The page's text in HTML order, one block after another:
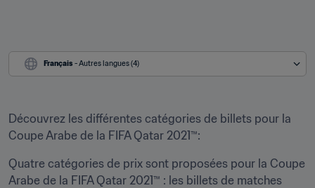
Français - Autres langues (4)
Découvrez les différentes catégories de billets pour la
Coupe Arabe de la FIFA Qatar 2021™:
Quatre catégories de prix sont proposées pour la Coupe
Arabe de la FIFA Qatar 2021™ : les billets de matches